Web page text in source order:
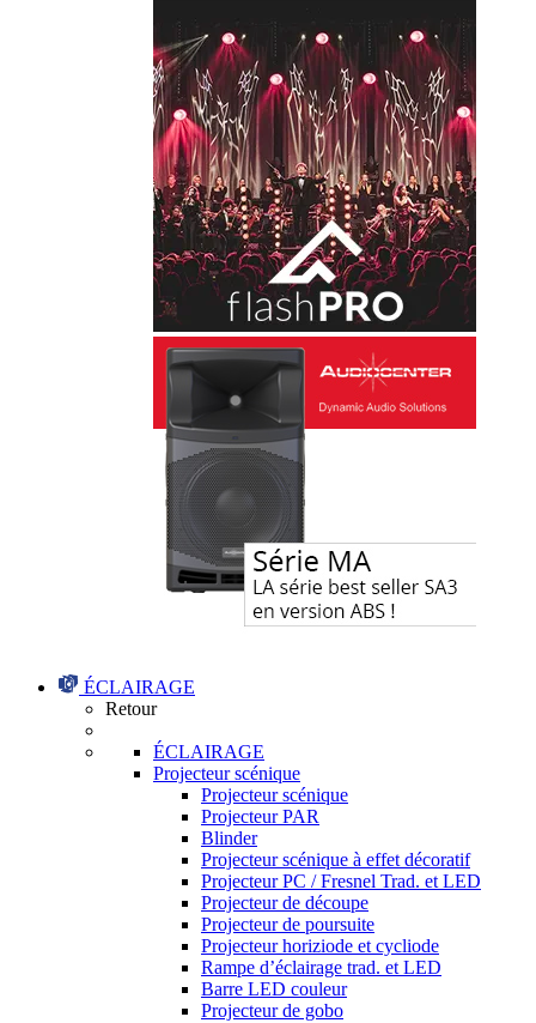
ÉCLAIRAGE
Retour
ÉCLAIRAGE
Projecteur scénique
Projecteur scénique
Projecteur PAR
Blinder
Projecteur scénique à effet décoratif
Projecteur PC / Fresnel Trad. et LED
Projecteur de découpe
Projecteur de poursuite
Projecteur horiziode et cycliode
Rampe d’éclairage trad. et LED
Barre LED couleur
Projecteur de gobo